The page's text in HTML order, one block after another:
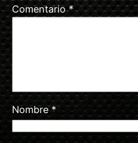
Comentario*
Nombre*